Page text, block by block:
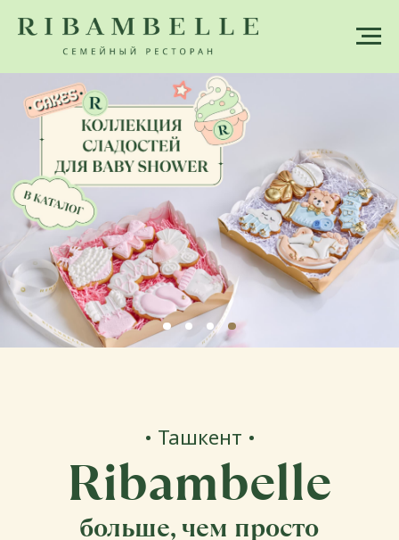
Забронировать столик
Ribambelle
• Ташкент •
Меню